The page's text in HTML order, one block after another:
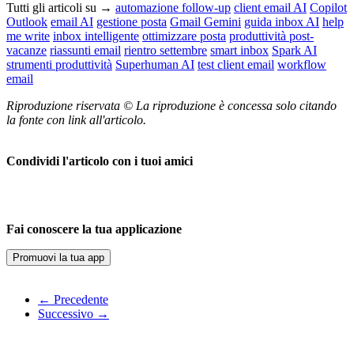
Tutti gli articoli su → automazione follow-up client email AI Copilot
Outlook email AI gestione posta Gmail Gemini guida inbox AI help
me write inbox intelligente ottimizzare posta produttività post-
vacanze riassunti email rientro settembre smart inbox Spark AI
strumenti produttività Superhuman AI test client email workflow
email
Riproduzione riservata © La riproduzione è concessa solo citando
la fonte con link all'articolo.
Condividi l'articolo con i tuoi amici
Fai conoscere la tua applicazione
Promuovi la tua app
← Precedente
Successivo →